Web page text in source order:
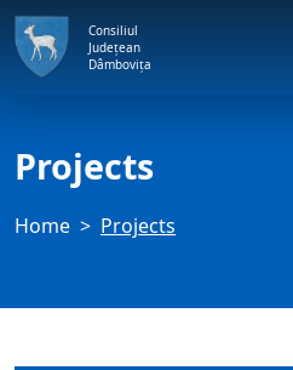
Consiliul
Județean
Dâmbovița
Projects
Home Projects